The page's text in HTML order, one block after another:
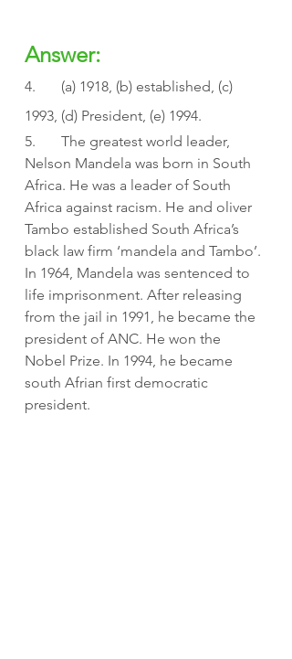
Answer:
4.       (a) 1918, (b) established, (c)
1993, (d) President, (e) 1994.
5.       The greatest world leader,
Nelson Mandela was born in South
Africa. He was a leader of South
Africa against racism. He and oliver
Tambo established South Africa’s
black law firm ‘mandela and Tambo’.
In 1964, Mandela was sentenced to
life imprisonment. After releasing
from the jail in 1991, he became the
president of ANC. He won the
Nobel Prize. In 1994, he became
south Afrian first democratic
president.